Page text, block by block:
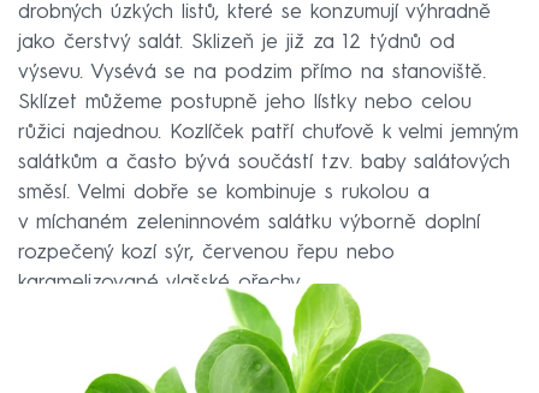
drobných úzkých listů, které se konzumují výhradně
jako čerstvý salát. Sklizeň je již za 12 týdnů od
výsevu. Vysévá se na podzim přímo na stanoviště.
Sklízet můžeme postupně jeho lístky nebo celou
růžici najednou. Kozlíček patří chuťově k velmi jemným
salátkům a často bývá součástí tzv. baby salátových
směsí. Velmi dobře se kombinuje s rukolou a
v míchaném zeleninnovém salátku výborně doplní
rozpečený kozí sýr, červenou řepu nebo
karamelizované vlašské ořechy.